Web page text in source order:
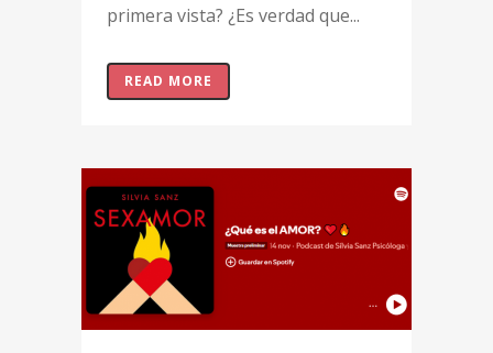
primera vista? ¿Es verdad que...
READ MORE